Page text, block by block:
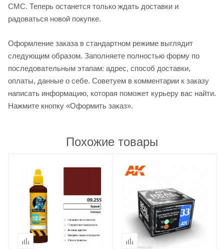
СМС. Теперь останется только ждать доставки и
радоваться новой покупке.
Оформление заказа в стандартном режиме выглядит
следующим образом. Заполняете полностью форму по
последовательным этапам: адрес, способ доставки,
оплаты, данные о себе. Советуем в комментарии к заказу
написать информацию, которая поможет курьеру вас найти.
Нажмите кнопку «Оформить заказ».
Похожие товары